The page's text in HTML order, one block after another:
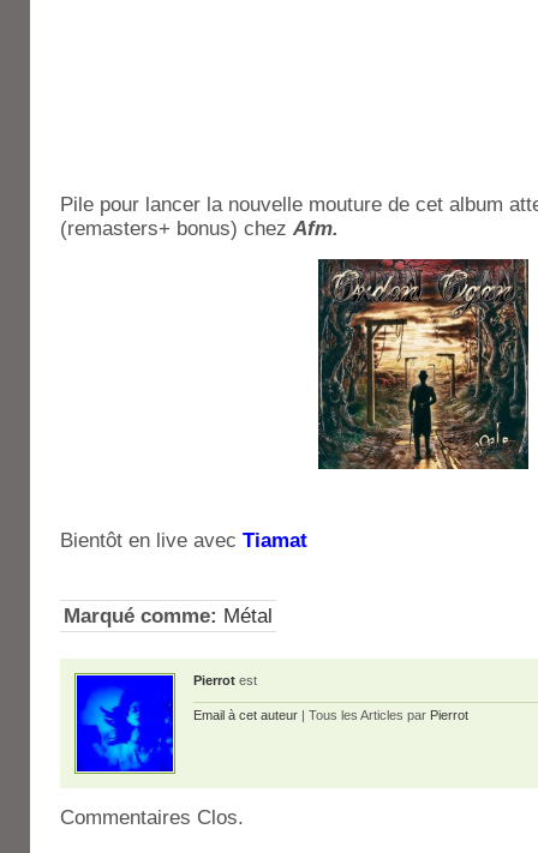
Pile pour lancer la nouvelle mouture de cet album
(remasters+ bonus) chez Afm.
Bientôt en live avec Tiamat
Marqué comme: Métal
Pierrot est
Email à cet auteur | Tous les Articles par Pierrot
Commentaires Clos.